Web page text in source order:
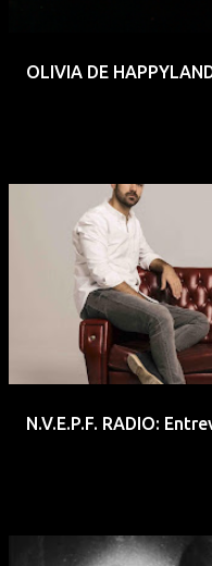
OLIVIA DE
N.V.E.P.F. RADIO: